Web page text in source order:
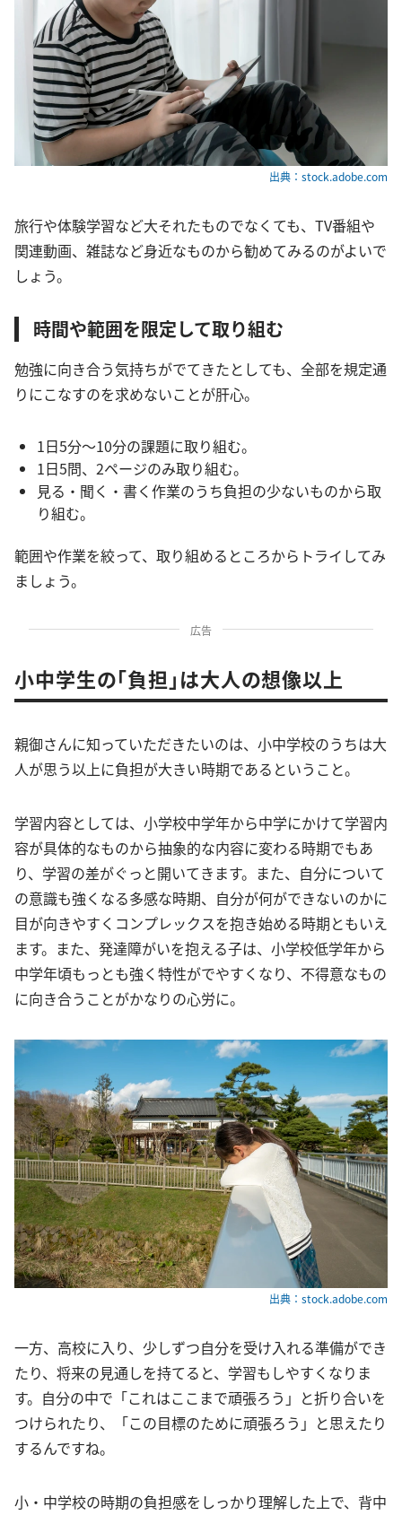
出典：stock.adobe.com
旅行や体験学習など大それたものでなくても、TV番組や
関連動画、雑誌など身近なものから勧めてみるのがよいで
しょう。
時間や範囲を限定して取り組む
勉強に向き合う気持ちがでてきたとしても、全部を規定通
りにこなすのを求めないことが肝心。
1日5分〜10分の課題に取り組む。
1日5問、2ページのみ取り組む。
見る・聞く・書く作業のうち負担の少ないものから取
り組む。
範囲や作業を絞って、取り組めるところからトライしてみ
ましょう。
広告
小中学生の「負担」は大人の想像以上
親御さんに知っていただきたいのは、小中学校のうちは大
人が思う以上に負担が大きい時期であるということ。
学習内容としては、小学校中学年から中学にかけて学習内
容が具体的なものから抽象的な内容に変わる時期でもあ
り、学習の差がぐっと開いてきます。また、自分について
の意識も強くなる多感な時期、自分が何ができないのかに
目が向きやすくコンプレックスを抱き始める時期ともいえ
ます。また、発達障がいを抱える子は、小学校低学年から
中学年頃もっとも強く特性がでやすくなり、不得意なもの
に向き合うことがかなりの心労に。
出典：stock.adobe.com
一方、高校に入り、少しずつ自分を受け入れる準備ができ
たり、将来の見通しを持てると、学習もしやすくなりま
す。自分の中で「これはここまで頑張ろう」と折り合いを
つけられたり、「この目標のために頑張ろう」と思えたり
するんですね。
小・中学校の時期の負担感をしっかり理解した上で、背中